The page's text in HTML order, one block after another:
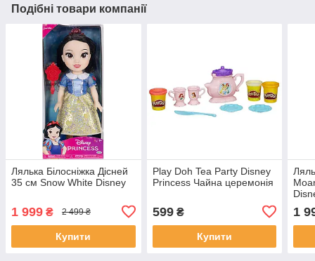
Подібні товари компанії
Лялька Білосніжка Дісней
35 см Snow White Disney
1 999 ₴ 2 499 ₴
Купити
Play Doh Tea Party Disney
Princess Чайна церемонія
599₴
Купити
1